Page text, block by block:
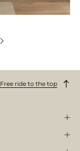
Free ride to the top